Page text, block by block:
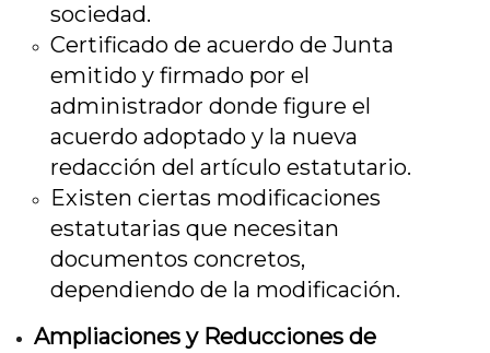
sociedad.
Certificado de acuerdo de Junta
emitido y firmado por el
administrador donde figure el
acuerdo adoptado y la nueva
redacción del artículo estatutario.
Existen ciertas modificaciones
estatutarias que necesitan
documentos concretos,
dependiendo de la modificación.
Ampliaciones y Reducciones de